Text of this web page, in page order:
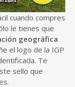
cuando compres
le tienes que
geográfica
el logo de la IGP
Te
sello que